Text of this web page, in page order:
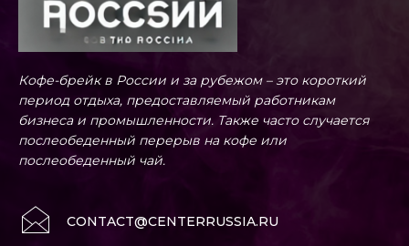
Кофе-брейк в России и за рубежом – это короткий
период отдыха, предоставляемый работникам
бизнеса и промышленности. Также часто случается
послеобеденный перерыв на кофе или
послеобеденный чай.
CONTACT@CENTERRUSSIA.RU